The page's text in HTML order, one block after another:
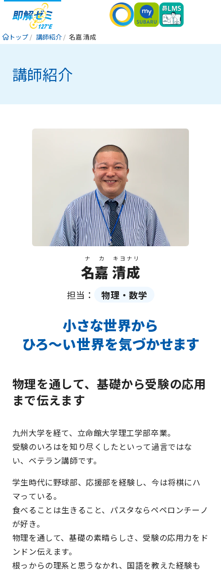
トップ 講師紹介 名嘉 清成
講師紹介
名嘉
ナカ
清成
キヨナリ
担当： 物理・数学
小さな世界から
ひろ〜い世界を気づかせます
物理を通して、基礎から受験の応用
まで伝えます
九州大学を経て、立命館大学理工学部卒業。
受験のいろはを知り尽くしたといって過言ではな
い、ベテラン講師です。
学生時代に野球部、応援部を経験し、今は将棋にハ
マっている。
食べることは生きること、パスタならペペロンチーノ
が好き。
物理を通して、基礎の素晴らしさ、受験の応用力をド
ンドン伝えます。
根っからの理系と思うなかれ、国語を教えた経験も